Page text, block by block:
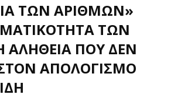
ΤΩΝ ΑΡΙΘΜΩΝ»
ΤΩΝ
ΑΛΗΘΕΙΑ ΠΟΥ ΔΕΝ
ΑΠΟΛΟΓΙΣΜΟ